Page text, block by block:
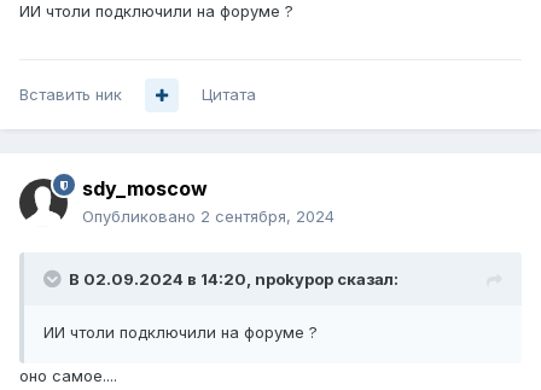
ИИ чтоли подключили на форуме ?
Вставить ник Цитата
sdy_moscow
Опубликовано 2 сентября, 2024
В 02.09.2024 в 14:20, npokypop сказал:
ИИ чтоли подключили на форуме ?
оно самое....